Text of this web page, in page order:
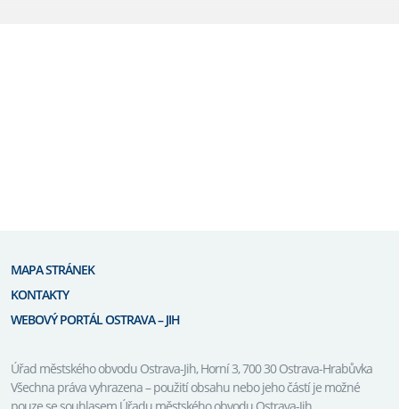
Úřad městského obvodu Ostrava-Jih, Horní 3, 700 30 Ostrava-Hrabůvka
Všechna práva vyhrazena – použití obsahu nebo jeho částí je možné
MAPA STRÁNEK
KONTAKTY
WEBOVÝ PORTÁL OSTRAVA – JIH